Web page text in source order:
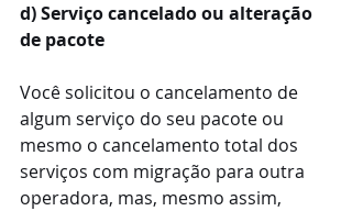
d) Serviço cancelado ou alteração
de pacote
Você solicitou o cancelamento de
algum serviço do seu pacote ou
mesmo o cancelamento total dos
serviços com migração para outra
operadora, mas, mesmo assim,